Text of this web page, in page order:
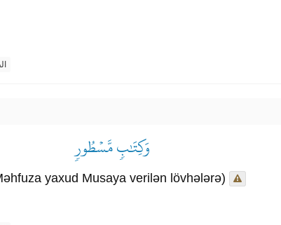
وَكِتَٰبٖ مَّسۡطُورٖ
yaxud Musaya verilən lövhələrə)